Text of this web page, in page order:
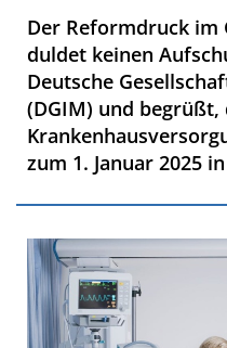
Der Reformdruck im
duldet keinen
Deutsche
(DGIM) und begrüßt,
zum 1. Januar 2025